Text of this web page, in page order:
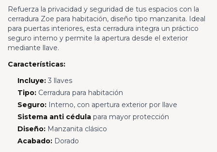
Refuerza la privacidad y seguridad de tus espacios con la
cerradura Zoe para habitación, diseño tipo manzanita. Ideal
para puertas interiores, esta cerradura integra un práctico
seguro interno y permite la apertura desde el exterior
mediante llave.
Características:
Incluye:3 llaves
Tipo:Cerradura para habitación
Seguro:Interno, con apertura exterior por llave
Sistema anti cédulapara mayor protección
Diseño:Manzanita clásico
Acabado:Dorado